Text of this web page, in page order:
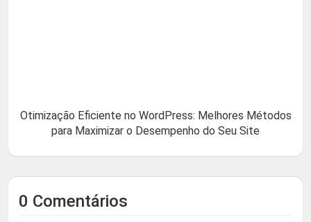
Otimização Eficiente no WordPress: Melhores Métodos
para Maximizar o Desempenho do Seu Site
0 Comentários